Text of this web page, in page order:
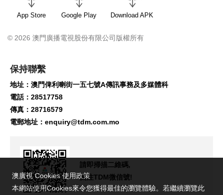
App Store Google Play Download APK
© 2026 澳門廣播電視股份有限公司版權所有
保持聯繫
地址：澳門俾利喇街一五七號A傳訊事務及多媒體科
電話：28517758
傳真：28716579
電郵地址： enquiry@tdm.com.mo
請即掃描二維碼,
關注TDM微信號!
澳廣視 Cookies 使用政策
本網站使用Cookies來令您獲得最佳的瀏覽體驗。若繼續瀏覽此